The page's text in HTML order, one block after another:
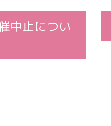
中止につい